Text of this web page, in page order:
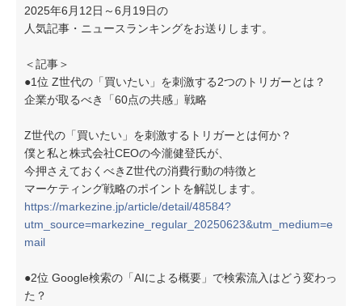
2025年6月12日～6月19日の
人気記事・ニュースランキングをお送りします。
＜記事＞
●1位 Z世代の「買いたい」を刺激する2つのトリガーとは？
企業が取るべき「60点の共感」戦略
Z世代の「買いたい」を刺激するトリガーとは何か？
僕と私と株式会社CEOの今瀧健登氏が、
今押さえておくべきZ世代の消費行動の特徴と
マーケティング戦略のポイントを解説します。
https://markezine.jp/article/detail/48584?
utm_source=markezine_regular_20250623&utm_medium=e
mail
●2位 Google検索の「AIによる概要」で検索流入はどう変わっ
た？